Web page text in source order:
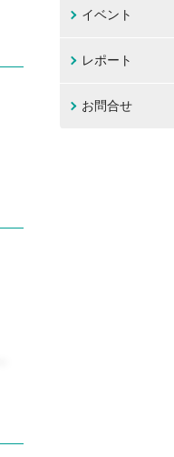
イベント
レポート
お問合せ